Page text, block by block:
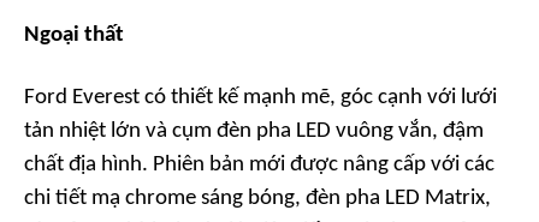
Ngoại thất
Ford Everest có thiết kế mạnh mẽ, góc cạnh với lưới
tản nhiệt lớn và cụm đèn pha LED vuông vắn, đậm
chất địa hình. Phiên bản mới được nâng cấp với các
chi tiết mạ chrome sáng bóng, đèn pha LED Matrix,